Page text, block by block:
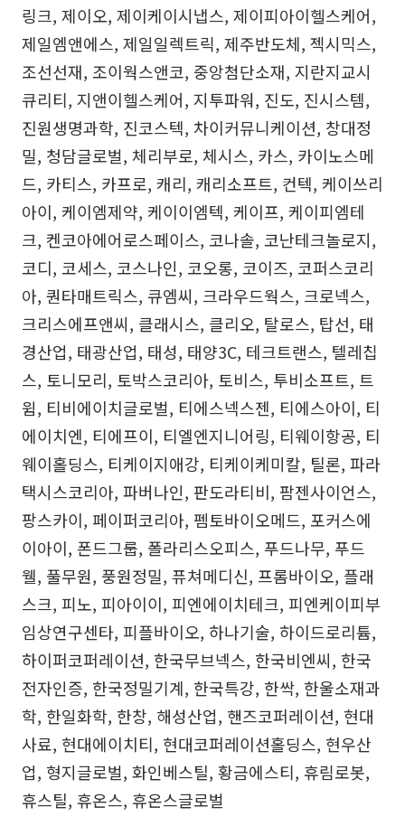
링크, 제이오, 제이케이시냅스, 제이피아이헬스케어,
제일엠앤에스, 제일일렉트릭, 제주반도체, 젝시믹스,
조선선재, 조이웍스앤코, 중앙첨단소재, 지란지교시
큐리티, 지앤이헬스케어, 지투파워, 진도, 진시스템,
진원생명과학, 진코스텍, 차이커뮤니케이션, 창대정
밀, 청담글로벌, 체리부로, 체시스, 카스, 카이노스메
드, 카티스, 카프로, 캐리, 캐리소프트, 컨텍, 케이쓰리
아이, 케이엠제약, 케이이엠텍, 케이프, 케이피엠테
크, 켄코아에어로스페이스, 코나솔, 코난테크놀로지,
코디, 코세스, 코스나인, 코오롱, 코이즈, 코퍼스코리
아, 퀀타매트릭스, 큐엠씨, 크라우드웍스, 크로넥스,
크리스에프앤씨, 클래시스, 클리오, 탈로스, 탑선, 태
경산업, 태광산업, 태성, 태양3C, 테크트랜스, 텔레칩
스, 토니모리, 토박스코리아, 토비스, 투비소프트, 트
윔, 티비에이치글로벌, 티에스넥스젠, 티에스아이, 티
에이치엔, 티에프이, 티엘엔지니어링, 티웨이항공, 티
웨이홀딩스, 티케이지애강, 티케이케미칼, 틸론, 파라
택시스코리아, 파버나인, 판도라티비, 팜젠사이언스,
팡스카이, 페이퍼코리아, 펨토바이오메드, 포커스에
이아이, 폰드그룹, 폴라리스오피스, 푸드나무, 푸드
웰, 풀무원, 풍원정밀, 퓨쳐메디신, 프롬바이오, 플래
스크, 피노, 피아이이, 피엔에이치테크, 피엔케이피부
임상연구센타, 피플바이오, 하나기술, 하이드로리튬,
하이퍼코퍼레이션, 한국무브넥스, 한국비엔씨, 한국
전자인증, 한국정밀기계, 한국특강, 한싹, 한울소재과
학, 한일화학, 한창, 해성산업, 핸즈코퍼레이션, 현대
사료, 현대에이치티, 현대코퍼레이션홀딩스, 현우산
업, 형지글로벌, 화인베스틸, 황금에스티, 휴림로봇,
휴스틸, 휴온스, 휴온스글로벌